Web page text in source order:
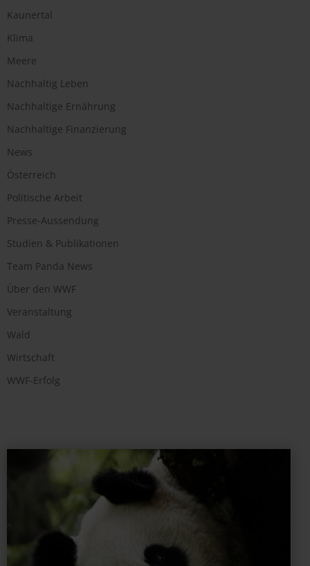
Kaunertal
Klima
Meere
Nachhaltig Leben
Nachhaltige Ernährung
Nachhaltige Finanzierung
News
Österreich
Politische Arbeit
Presse-Aussendung
Studien & Publikationen
Team Panda News
Über den WWF
Veranstaltung
Wald
Wirtschaft
WWF-Erfolg